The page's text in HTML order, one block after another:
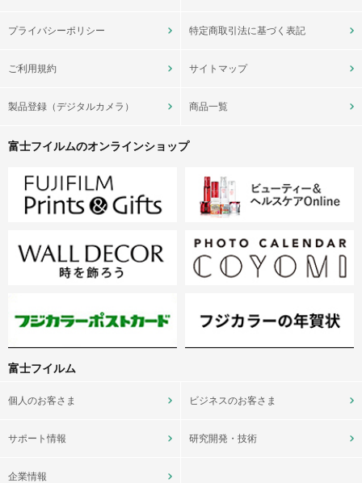
プライバシーポリシー 特定商取引法に基づく表記
ご利用規約 サイトマップ
製品登録（デジタルカメラ） 商品一覧
富士フイルムのオンラインショップ
富士フイルム
個人のお客さま ビジネスのお客さま
サポート情報 研究開発・技術
企業情報